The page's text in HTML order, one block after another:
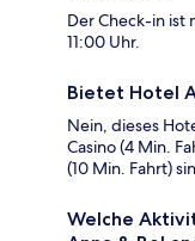
Der Check-in ist
11:00 Uhr.
Bietet Hotel
Nein, dieses
Casino (4 Min.
(10 Min. Fahrt)
Welche